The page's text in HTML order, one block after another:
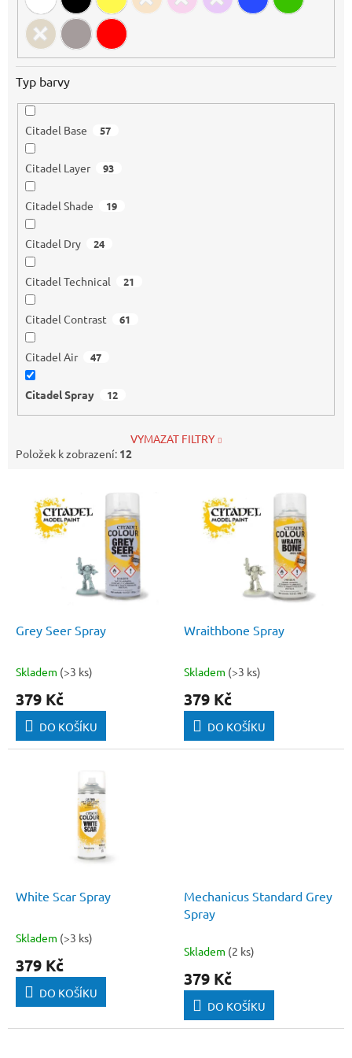
Typ barvy
Citadel Base 57
Citadel Layer 93
Citadel Shade 19
Citadel Dry 24
Citadel Technical 21
Citadel Contrast 61
Citadel Air 47
Citadel Spray 12
VYMAZAT FILTRY
Položek k zobrazení: 12
Grey Seer Spray
Průměrné
hodnocení
produktu
5,0
z
Skladem (>3 ks)
379 Kč
DO KOŠÍKU
Wraithbone Spray
Průměrné
hodnocení
produktu
5,0
z
Skladem (>3 ks)
379 Kč
DO KOŠÍKU
White Scar Spray
Průměrné
hodnocení
produktu
5,0
5
Skladem (>3 ks)
379 Kč
DO KOŠÍKU
Mechanicus Standard Grey
Spray
Skladem (2 ks)
379 Kč
DO KOŠÍKU